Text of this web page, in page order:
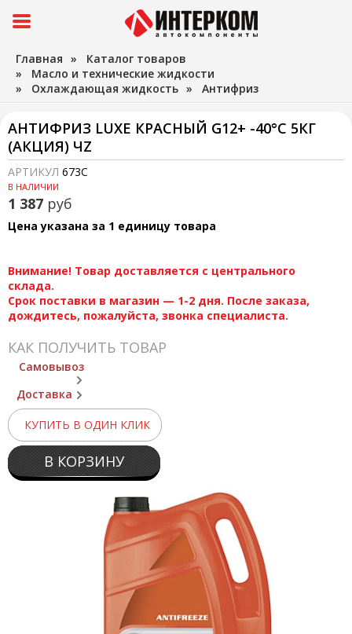
Главная » Каталог товаров
» Масло и технические жидкости
» Охлаждающая жидкость » Антифриз
АНТИФРИЗ LUXE КРАСНЫЙ G12+ -40°C 5КГ
(АКЦИЯ) ЧZ
АРТИКУЛ 673C
В НАЛИЧИИ
1 387 руб
Цена указана за 1 единицу товара
Внимание! Товар доставляется с центрального
склада.
Срок поставки в магазин — 1-2 дня. После заказа,
дождитесь, пожалуйста, звонка специалиста.
КАК ПОЛУЧИТЬ ТОВАР
Самовывоз
Доставка
КУПИТЬ В ОДИН КЛИК
В КОРЗИНУ